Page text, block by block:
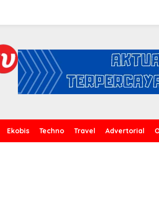
Ekobis Techno Travel Advertorial